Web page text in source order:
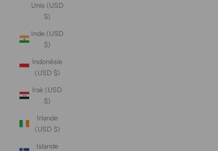
Unis (USD
$)
Inde (USD
$)
Indonésie
(USD $)
Irak (USD
$)
Irlande
(USD $)
Islande